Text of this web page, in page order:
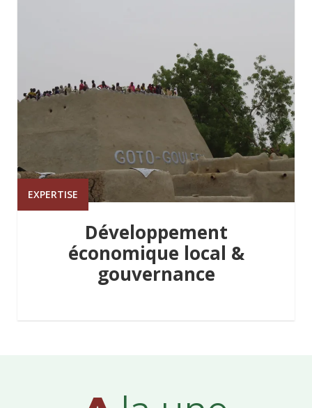
EXPERTISE
Développement
économique local &
gouvernance